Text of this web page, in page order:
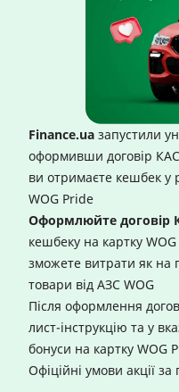
Finance.ua запустили
оформивши договір
ви отримаєте кешбек у
WOG Pride
Оформлюйте договір
кешбеку на картку
зможете витрати як на
товари від АЗС WOG
Після оформлення
лист-інструкцію та у
бонуси на картку WOG
Офіційні умови акції за